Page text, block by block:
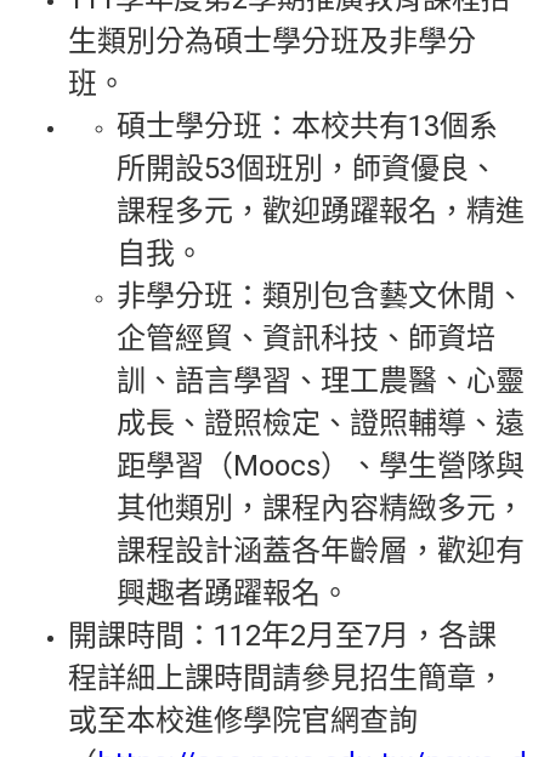
生類別分為碩士學分班及非學分
班。
碩士學分班：本校共有13個系
所開設53個班別，師資優良、
課程多元，歡迎踴躍報名，精進
自我。
非學分班：類別包含藝文休閒、
企管經貿、資訊科技、師資培
訓、語言學習、理工農醫、心靈
成長、證照檢定、證照輔導、遠
距學習（Moocs）、學生營隊與
其他類別，課程內容精緻多元，
課程設計涵蓋各年齡層，歡迎有
興趣者踴躍報名。
開課時間：112年2月至7月，各課
程詳細上課時間請參見招生簡章，
或至本校進修學院官網查詢